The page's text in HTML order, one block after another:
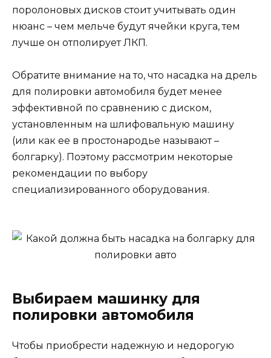
поролоновых дисков стоит учитывать один
нюанс – чем мельче будут ячейки круга, тем
лучше он отполирует ЛКП.
Обратите внимание на то, что насадка на дрель
для полировки автомобиля будет менее
эффективной по сравнению с диском,
установленным на шлифовальную машину
(или как ее в простонародье называют –
болгарку). Поэтому рассмотрим некоторые
рекомендации по выбору
специализированного оборудования.
Выбираем машинку для
полировки автомобиля
Чтобы приобрести надежную и недорогую